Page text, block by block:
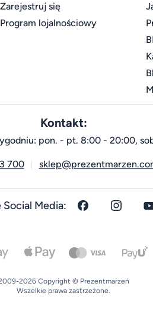
Zarejestruj się
Program lojalnościowy
Kontakt:
pon. - pt. 8:00 - 20:00,
700
Media:
2026 Copyright © Prezentmarzeń
Wszelkie prawa zastrzeżone.